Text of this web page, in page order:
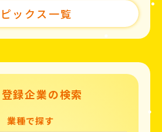
ックス一覧
登録企業の検索
業種で探す